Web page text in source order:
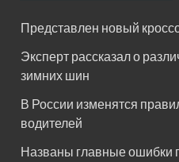
Представлен новый
Эксперт рассказал о
зимних шин
В России изменятся
водителей
Названы главные ошибки